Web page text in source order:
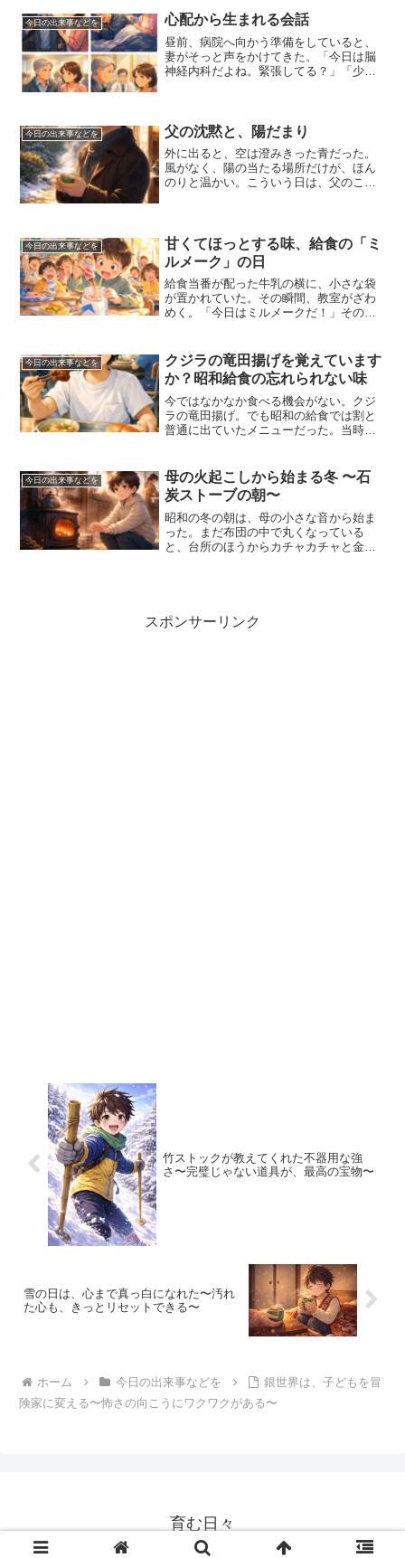
終わりがすぐそこまで来ている。今日も
また、大きな出来事はなか...
今日の出来事などを 心配から生まれる会話
昼前、病院へ向かう準備をしていると、
妻がそっと声をかけてきた。「今日は脳
神経内科だよね。緊張してる？」「少し
いることに気づいたのは妻...
今日の出来事などを 父の沈黙と、陽だまり
外に出ると、空は澄みきった青だった。
風がなく、陽の当たる場所だけが、ほん
のりと温かい。こういう日は、父のこと
あまり感情を表に出さなかっ...
今日の出来事などを
甘くてほっとする味、給食の「ミ
ルメーク」の日
給食当番が配った牛乳の横に、小さな袋
が置かれていた。その瞬間、教室がざわ
めく。「今日はミルメークだ！」その言
る粉。ただそれだけなのに、子どもにと
っては特別な魔法のような...
今日の出来事などを
クジラの竜田揚げを覚えています
か？昭和給食の忘れられない味
今ではなかなか食べる機会がない。クジ
ラの竜田揚げ。でも昭和の給食では割と
普通に出ていたメニューだった。当時は
豊富。だから給食でも使われていたのだ
ろう。今考えると時代の違...
今日の出来事などを
母の火起こしから始まる冬 〜石
炭ストーブの朝〜
昭和の冬の朝は、母の小さな音から始ま
った。まだ布団の中で丸くなっている
と、台所のほうからカチャカチャと金具
スポンサーリンク
竹ストックが教えてくれた不器用な強
さ〜完璧じゃない道具が、最高の宝物〜
雪の日は、心まで真っ白になれた〜汚れ
た心も、きっとリセットできる〜
ホーム 今日の出来事などを
銀世界は、子どもを冒
険家に変える〜怖さの向こうにワクワクがある〜
育む日々
© 2023 育む日々.